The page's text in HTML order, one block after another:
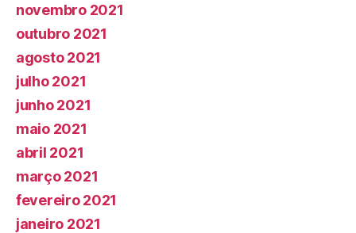
novembro 2021
outubro 2021
agosto 2021
julho 2021
junho 2021
maio 2021
abril 2021
março 2021
fevereiro 2021
janeiro 2021